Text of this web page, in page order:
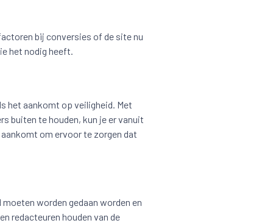
bij conversies of de site nu
het nodig heeft.
het aankomt op veiligheid. Met
buiten te houden, kun je er vanuit
om ervoor te zorgen dat
worden gedaan worden en
redacteuren houden van de